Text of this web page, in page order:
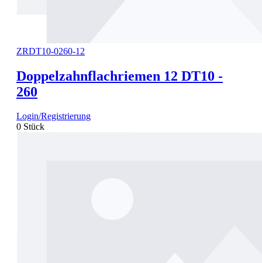
ZRDT10-0260-12
Doppelzahnflachriemen 12 DT10 -
260
Login/Registrierung
0 Stück